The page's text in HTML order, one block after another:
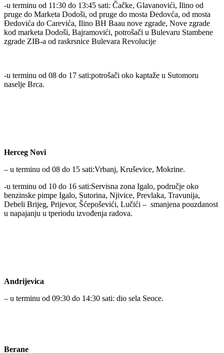
-u terminu od 11:30 do 13:45 sati: Čačke, Glavanovići, Ilino od
pruge do Marketa Dodoši, od pruge do mosta Đedovća, od mosta
Đedovića do Carevića, Ilino BH Baau nove zgrade, Nove zgrade
kod marketa Dodoši, Bajramovići, potrošači u Bulevaru Stambene
zgrade ZIB-a od raskrsnice Bulevara Revolucije
-u terminu od 08 do 17 sati:potrošači oko kaptaže u Sutomoru
naselje Brca.
Herceg Novi
– u terminu od 08 do 15 sati:Vrbanj, Kruševice, Mokrine.
-u terminu od 10 do 16 sati:Servisna zona Igalo, područje oko
benzinske pimpe Igalo, Sutorina, Njivice, Prevlaka, Travunija,
Debeli Brijeg, Prijevor, Šćepoševići, Lučići – smanjena pouzdanost
u napajanju u tperiodu izvođenja radova.
Andrijevica
– u terminu od 09:30 do 14:30 sati: dio sela Seoce.
Berane